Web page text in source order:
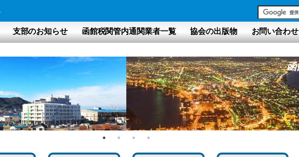
支部のお知らせ 函館税関管内通関業者一覧 協会の出版物 お問い合わせ